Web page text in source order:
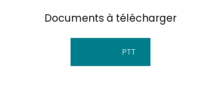
Documents à télécharger
PTT